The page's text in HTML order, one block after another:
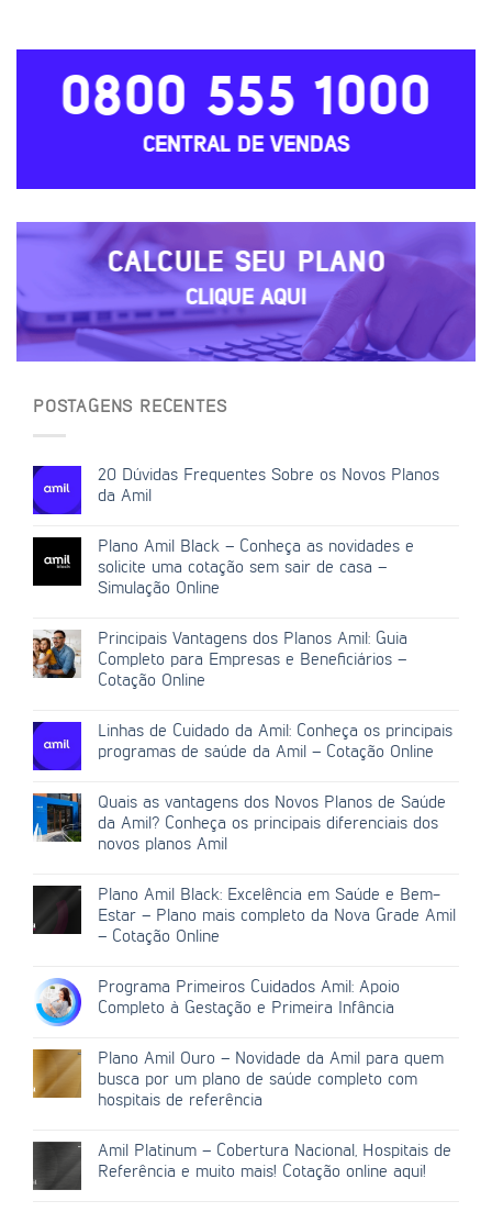
0800 555 1000
CENTRAL DE VENDAS
CALCULE SEU PLANO
CLIQUE AQUI
POSTAGENS RECENTES
20 Dúvidas Frequentes Sobre os Novos Planos
da Amil
Plano Amil Black – Conheça as novidades e
solicite uma cotação sem sair de casa –
Simulação Online
Principais Vantagens dos Planos Amil: Guia
Completo para Empresas e Beneficiários –
Cotação Online
Linhas de Cuidado da Amil: Conheça os principais
programas de saúde da Amil – Cotação Online
Quais as vantagens dos Novos Planos de Saúde
da Amil? Conheça os principais diferenciais dos
novos planos Amil
Plano Amil Black: Excelência em Saúde e Bem-
Estar – Plano mais completo da Nova Grade Amil
– Cotação Online
Programa Primeiros Cuidados Amil: Apoio
Completo à Gestação e Primeira Infância
Plano Amil Ouro – Novidade da Amil para quem
busca por um plano de saúde completo com
hospitais de referência
Amil Platinum – Cobertura Nacional, Hospitais de
Referência e muito mais! Cotação online aqui!